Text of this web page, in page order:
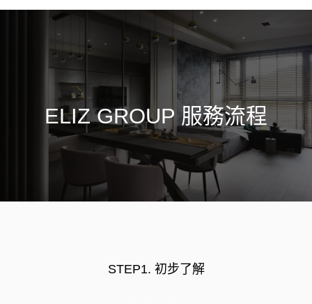
ELIZ GROUP 服務流程
STEP1. 初步了解